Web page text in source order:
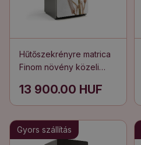
Hűtőszekrényre matrica
Finom növény közeli
13 900.00 HUF
Gyors szállítás